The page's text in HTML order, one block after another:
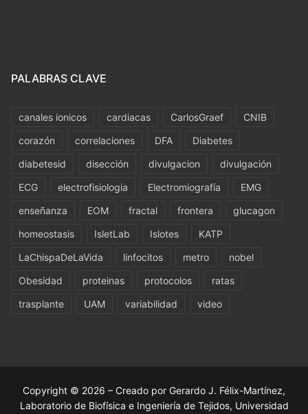
PALABRAS CLAVE
canales ionicos cardiacas CarlosGraef
CNIB
corazón
correlaciones DFA
Diabetes
diabetesid
disección divulgacion
divulgación
ECG
electrofisiologia Electromiografía
EMG
enseñanza
EOM fractal frontera
glucagon
homeostasis
IsletLab Islotes
KATP
LaChispaDeLaVida
linfocitos metro
nobel
Obesidad
proteinas protocolos
ratas
trasplante
UAM variabilidad video
Copyright © 2026 – Creado por Gerardo J. Félix-Martínez,
Laboratorio de Biofísica e Ingeniería de Tejidos, Universidad